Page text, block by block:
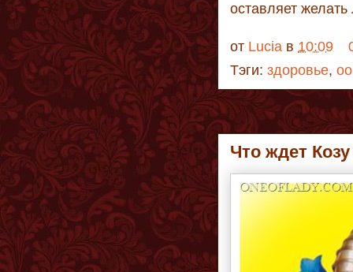
оставляет
от Lucia в 10:09
Тэги: здоровье,
Что ждет